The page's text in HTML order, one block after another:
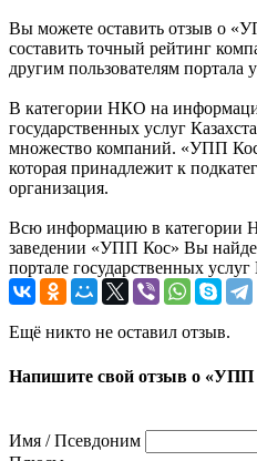
Вы можете оставить отзыв о
составить точный рейтинг
другим пользователям
В категории НКО на
государственных услуг
множество компаний. «УПП
которая принадлежит к
организация.
Всю информацию в категории
заведении «УПП Кос» Вы
портале государственных услуг
Ещё никто не оставил отзыв.
Напишите свой отзыв о «УПП
Имя / Псевдоним